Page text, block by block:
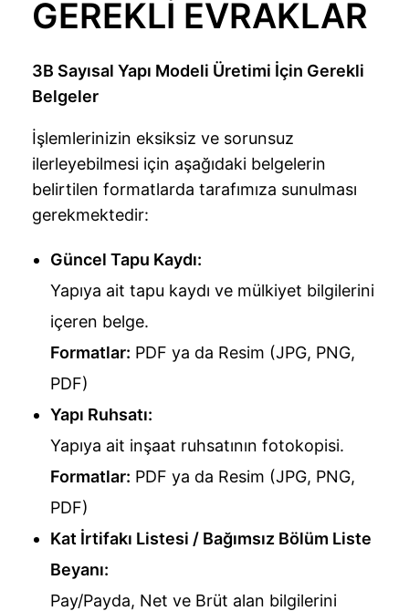
GEREKLİ EVRAKLAR
3B Sayısal Yapı Modeli Üretimi İçin Gerekli
Belgeler
İşlemlerinizin eksiksiz ve sorunsuz
ilerleyebilmesi için aşağıdaki belgelerin
belirtilen formatlarda tarafımıza sunulması
gerekmektedir:
Güncel Tapu Kaydı:
Yapıya ait tapu kaydı ve mülkiyet bilgilerini
içeren belge.
Formatlar: PDF ya da Resim (JPG, PNG,
PDF)
Yapı Ruhsatı:
Yapıya ait inşaat ruhsatının fotokopisi.
Formatlar: PDF ya da Resim (JPG, PNG,
PDF)
Kat İrtifakı Listesi / Bağımsız Bölüm Liste
Beyanı:
Pay/Payda, Net ve Brüt alan bilgilerini